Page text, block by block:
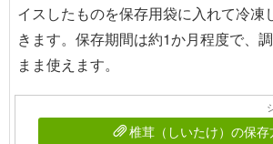
イスしたものを保存用袋に入れて冷凍
きます。保存期間は約1か月程度で、
まま使えます。
椎茸（しいたけ）の保存